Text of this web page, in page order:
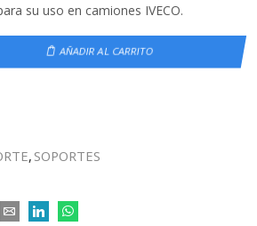
su uso en camiones IVECO.
AÑADIR AL CARRITO
, SOPORTES